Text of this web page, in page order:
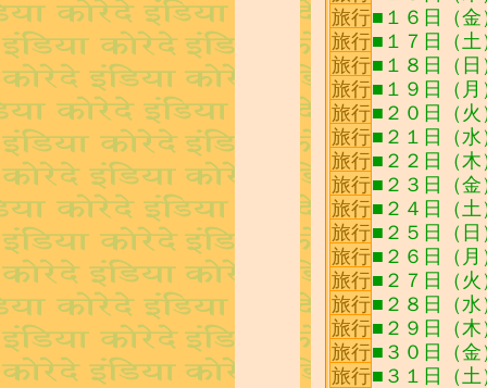
旅行■１６日（
旅行■１７日（
旅行■１８日（
旅行■１９日（
旅行■２０日（
旅行■２１日（
旅行■２２日（
旅行■２３日（
旅行■２４日（
旅行■２５日（
旅行■２６日（
旅行■２７日（
旅行■２８日（
旅行■２９日（
旅行■３０日（
旅行■３１日（